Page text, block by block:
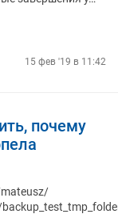
15 фев '19 в 11:42
почему